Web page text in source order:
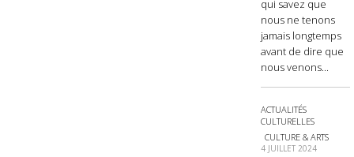
qui savez que
nous ne tenons
jamais longtemps
avant de dire que
nous venons...
ACTUALITÉS
CULTURELLES
CULTURE & ARTS
4 JUILLET 2024